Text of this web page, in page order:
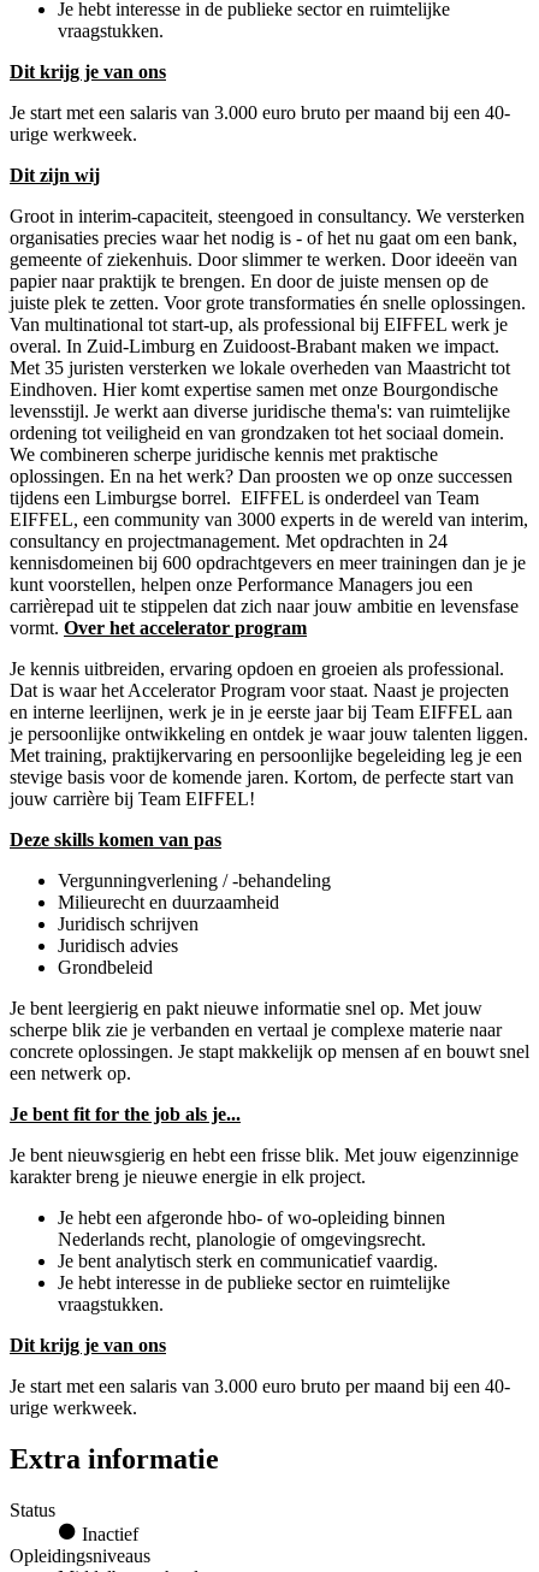
Je hebt interesse in de publieke sector en ruimtelijke
vraagstukken.
Dit krijg je van ons
Je start met een salaris van 3.000 euro bruto per maand bij een 40-
urige werkweek.
Dit zijn wij
Groot in interim-capaciteit, steengoed in consultancy. We versterken
organisaties precies waar het nodig is - of het nu gaat om een bank,
gemeente of ziekenhuis. Door slimmer te werken. Door ideeën van
papier naar praktijk te brengen. En door de juiste mensen op de
juiste plek te zetten. Voor grote transformaties én snelle oplossingen.
Van multinational tot start-up, als professional bij EIFFEL werk je
overal. In Zuid-Limburg en Zuidoost-Brabant maken we impact.
Met 35 juristen versterken we lokale overheden van Maastricht tot
Eindhoven. Hier komt expertise samen met onze Bourgondische
levensstijl. Je werkt aan diverse juridische thema's: van ruimtelijke
ordening tot veiligheid en van grondzaken tot het sociaal domein.
We combineren scherpe juridische kennis met praktische
oplossingen. En na het werk? Dan proosten we op onze successen
tijdens een Limburgse borrel. EIFFEL is onderdeel van Team
EIFFEL, een community van 3000 experts in de wereld van interim,
consultancy en projectmanagement. Met opdrachten in 24
kennisdomeinen bij 600 opdrachtgevers en meer trainingen dan je je
kunt voorstellen, helpen onze Performance Managers jou een
carrièrepad uit te stippelen dat zich naar jouw ambitie en levensfase
vormt. Over het accelerator program
Je kennis uitbreiden, ervaring opdoen en groeien als professional.
Dat is waar het Accelerator Program voor staat. Naast je projecten
en interne leerlijnen, werk je in je eerste jaar bij Team EIFFEL aan
je persoonlijke ontwikkeling en ontdek je waar jouw talenten liggen.
Met training, praktijkervaring en persoonlijke begeleiding leg je een
stevige basis voor de komende jaren. Kortom, de perfecte start van
jouw carrière bij Team EIFFEL!
Deze skills komen van pas
Vergunningverlening / -behandeling
Milieurecht en duurzaamheid
Juridisch schrijven
Juridisch advies
Grondbeleid
Je bent leergierig en pakt nieuwe informatie snel op. Met jouw
scherpe blik zie je verbanden en vertaal je complexe materie naar
concrete oplossingen. Je stapt makkelijk op mensen af en bouwt snel
een netwerk op.
Je bent fit for the job als je...
Je bent nieuwsgierig en hebt een frisse blik. Met jouw eigenzinnige
karakter breng je nieuwe energie in elk project.
Je hebt een afgeronde hbo- of wo-opleiding binnen
Nederlands recht, planologie of omgevingsrecht.
Je bent analytisch sterk en communicatief vaardig.
Je hebt interesse in de publieke sector en ruimtelijke
vraagstukken.
Dit krijg je van ons
Je start met een salaris van 3.000 euro bruto per maand bij een 40-
urige werkweek.
Extra informatie
Status
Inactief
Opleidingsniveaus